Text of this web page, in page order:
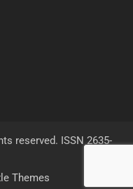
reserved. ISSN 2635-
Themes